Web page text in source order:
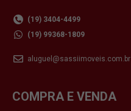
(19) 3404-4499
(19) 99368-1809
aluguel@sassiimoveis.com.br
COMPRA E VENDA